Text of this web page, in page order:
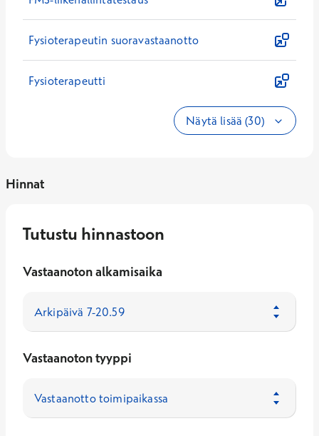
Fysioterapeutin suoravastaanotto
Fysioterapeutti
Näytä lisää (30)
Hinnat
Tutustu hinnastoon
Vastaanoton alkamisaika
Vastaanoton tyyppi